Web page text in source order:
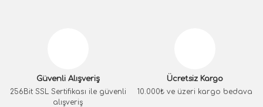
Güvenli Alışveriş
256Bit SSL Sertifikası ile güvenli
alışveriş
Ücretsiz Kargo
10.000₺ ve üzeri kargo bedava